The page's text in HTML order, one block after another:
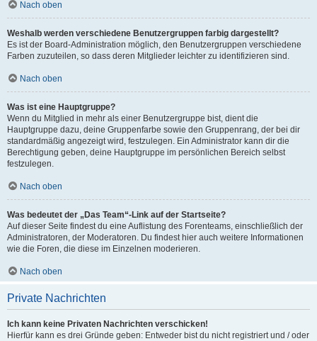
Nach oben
Weshalb werden verschiedene Benutzergruppen farbig dargestellt?
Es ist der Board-Administration möglich, den Benutzergruppen verschiedene
Farben zuzuteilen, so dass deren Mitglieder leichter zu identifizieren sind.
Nach oben
Was ist eine Hauptgruppe?
Wenn du Mitglied in mehr als einer Benutzergruppe bist, dient die
Hauptgruppe dazu, deine Gruppenfarbe sowie den Gruppenrang, der bei dir
standardmäßig angezeigt wird, festzulegen. Ein Administrator kann dir die
Berechtigung geben, deine Hauptgruppe im persönlichen Bereich selbst
festzulegen.
Nach oben
Was bedeutet der „Das Team“-Link auf der Startseite?
Auf dieser Seite findest du eine Auflistung des Forenteams, einschließlich der
Administratoren, der Moderatoren. Du findest hier auch weitere Informationen
wie die Foren, die diese im Einzelnen moderieren.
Nach oben
Private Nachrichten
Ich kann keine Privaten Nachrichten verschicken!
Hierfür kann es drei Gründe geben: Entweder bist du nicht registriert und / oder